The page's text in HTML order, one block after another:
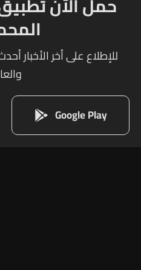
للإطلاع على أخر الأخبار
Google Play